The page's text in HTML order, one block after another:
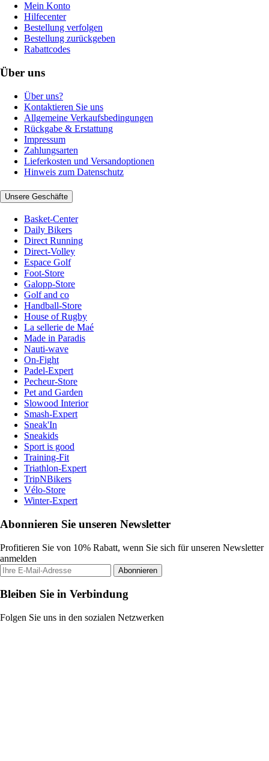
Mein Konto
Hilfecenter
Bestellung verfolgen
Bestellung zurückgeben
Rabattcodes
Über uns
Über uns?
Kontaktieren Sie uns
Allgemeine Verkaufsbedingungen
Rückgabe & Erstattung
Impressum
Zahlungsarten
Lieferkosten und Versandoptionen
Hinweis zum Datenschutz
Unsere Geschäfte
Basket-Center
Daily Bikers
Direct Running
Direct-Volley
Espace Golf
Foot-Store
Galopp-Store
Golf and co
Handball-Store
House of Rugby
La sellerie de Maé
Made in Paradis
Nauti-wave
On-Fight
Padel-Expert
Pecheur-Store
Pet and Garden
Slowood Interior
Smash-Expert
Sneak'In
Sneakids
Sport is good
Training-Fit
Triathlon-Expert
TripNBikers
Vélo-Store
Winter-Expert
Abonnieren Sie unseren Newsletter
Profitieren Sie von 10% Rabatt, wenn Sie sich für unseren Newsletter
anmelden
Abonnieren
Bleiben Sie in Verbindung
Folgen Sie uns in den sozialen Netzwerken